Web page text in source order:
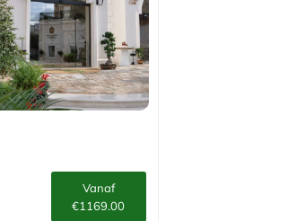
Vanaf
€1169.00